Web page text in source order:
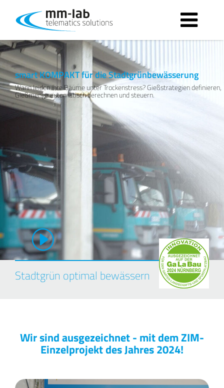
smart KOMPAKT für die Stadtgrünbewässerung
Wann leiden Ihre Bäume unter Trockenstress? Gießstrategien definieren,
Gießmenge automatisch berechnen und steuern.
Stadtgrün optimal bewässern
Wir sind ausgezeichnet - mit dem ZIM-
Einzelprojekt des Jahres 2024!